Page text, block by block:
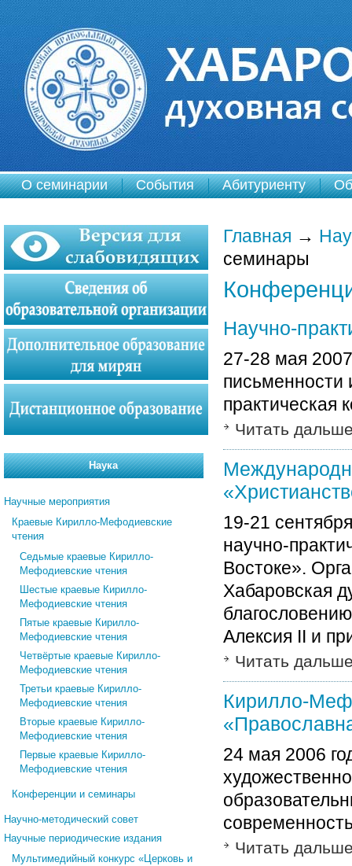
О семинарии События Абитуриенту
Главная →
семинары
Научно-
27-28 мая
письменности
практическая
Читать
19-21
научно-
Востоке».
Хабаровская
Алексия II и
Читать
Кирилло-
24 мая 2006
Читать
Наука
Научные мероприятия
Краевые Кирилло-Мефодиевские
чтения
Седьмые краевые Кирилло-
Мефодиевские чтения
Шестые краевые Кирилло-
Мефодиевские чтения
Пятые краевые Кирилло-
Мефодиевские чтения
Четвёртые краевые Кирилло-
Мефодиевские чтения
Третьи краевые Кирилло-
Мефодиевские чтения
Вторые краевые Кирилло-
Мефодиевские чтения
Первые краевые Кирилло-
Мефодиевские чтения
Конференции и семинары
Научно-методический совет
Научные периодические издания
Мультимедийный конкурс «Церковь и